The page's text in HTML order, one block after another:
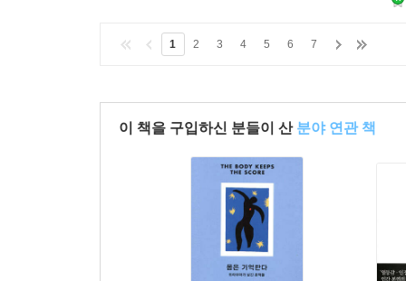
1 2 3 4 5 6 7
이 책을 구입하신 분들이 산 분야 연관 책